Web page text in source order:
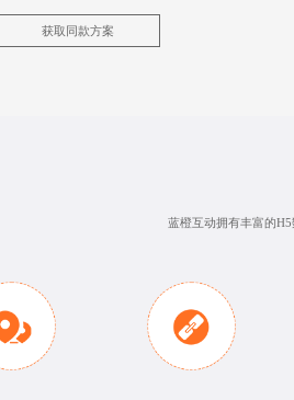
获取同款方案
蓝橙互动拥有丰富的